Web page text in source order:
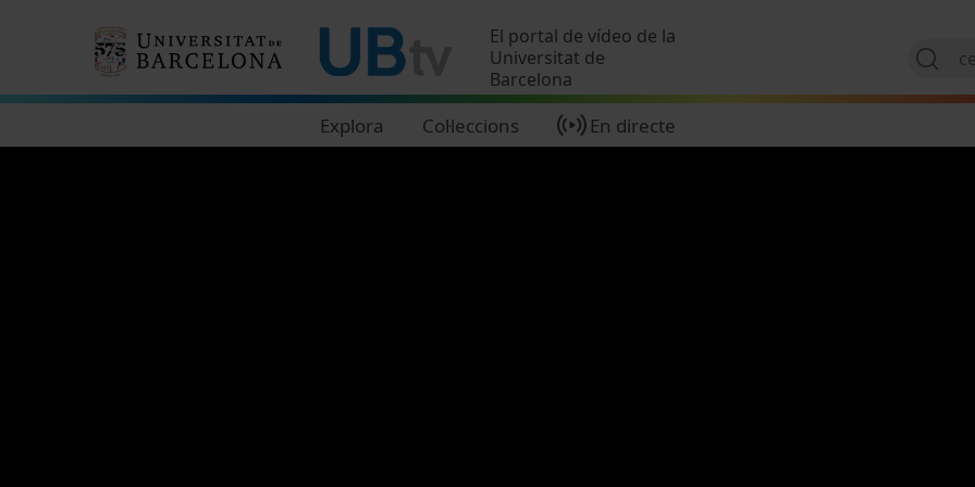
El portal de vídeo de la
Universitat de
Barcelona
Explora Col·leccions En directe